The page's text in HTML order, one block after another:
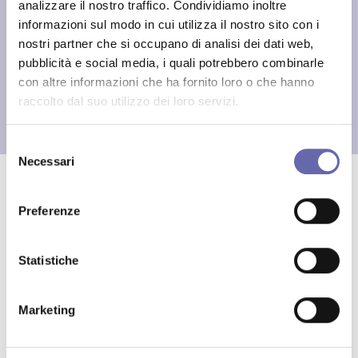
analizzare il nostro traffico. Condividiamo inoltre
informazioni sul modo in cui utilizza il nostro sito con i
nostri partner che si occupano di analisi dei dati web,
pubblicità e social media, i quali potrebbero combinarle
con altre informazioni che ha fornito loro o che hanno
raccolto dal suo utilizzo dei loro servizi.
delNecessari
Preferenze
Statistiche
Marketing
e II livello
33
Altri